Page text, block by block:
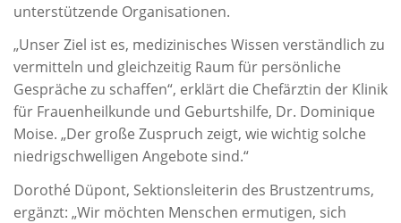
unterstützende Organisationen.
„Unser Ziel ist es, medizinisches Wissen verständlich zu
vermitteln und gleichzeitig Raum für persönliche
Gespräche zu schaffen“, erklärt die Chefärztin der Klinik
für Frauenheilkunde und Geburtshilfe, Dr. Dominique
Moise. „Der große Zuspruch zeigt, wie wichtig solche
niedrigschwelligen Angebote sind.“
Dorothé Düpont, Sektionsleiterin des Brustzentrums,
ergänzt: „Wir möchten Menschen ermutigen, sich